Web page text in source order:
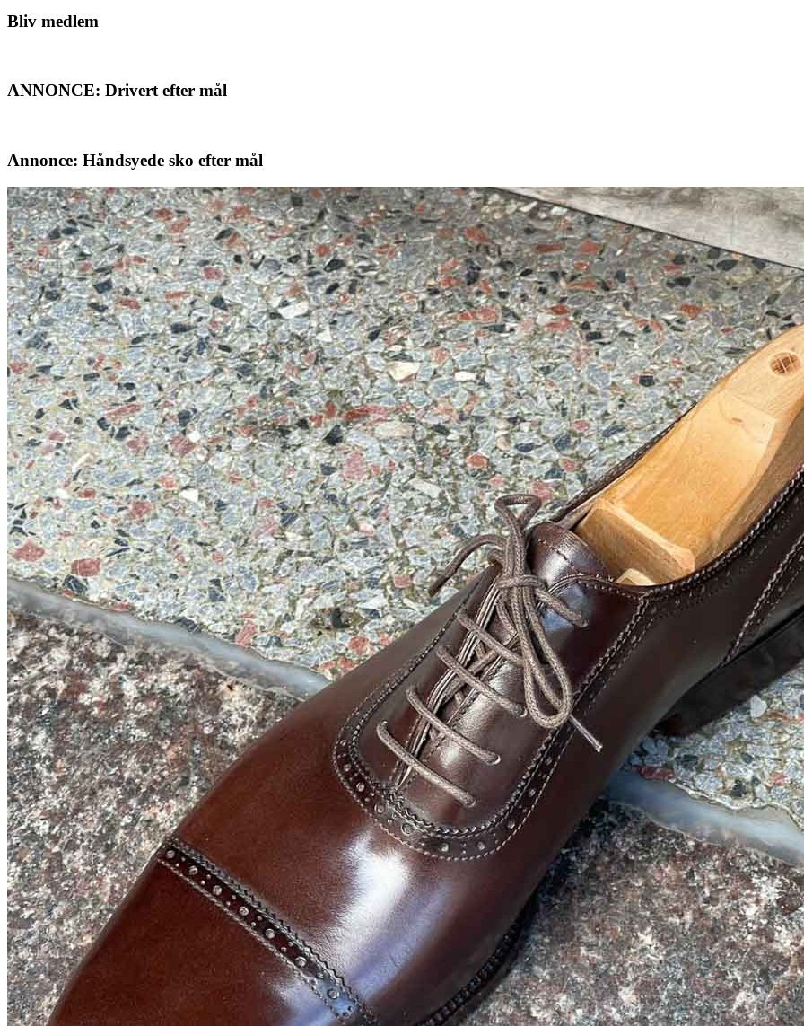
sitet
Bliv medlem
ANNONCE: Drivert efter mål
Annonce: Håndsyede sko efter mål